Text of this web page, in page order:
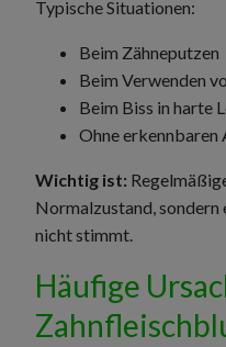
Typische Situationen:
Beim Zähneputzen
Beim Verwenden
Beim Biss in harte
Ohne erkennbaren
Wichtig ist:
Normalzustand, sondern
nicht stimmt.
Häufige